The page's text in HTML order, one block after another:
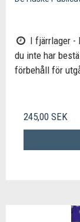
I fjärrlager -
du inte har
förbehåll för
245,00 SEK